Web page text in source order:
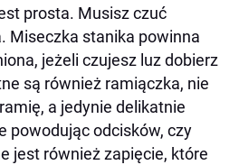
prosta. Musisz czuć
Miseczka stanika powinna
jeżeli czujesz luz dobierz
są również ramiączka, nie
a jedynie delikatnie
powodując odcisków, czy
jest również zapięcie, które